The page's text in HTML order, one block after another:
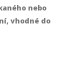
nebo
vhodné do